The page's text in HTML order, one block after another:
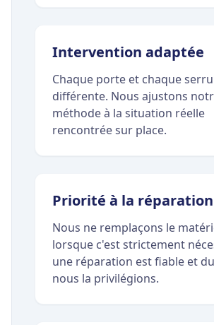
Intervention adaptée
Chaque porte et chaque
différente. Nous ajustons
méthode à la situation réelle
rencontrée sur place.
Priorité à la réparation
Nous ne remplaçons le
lorsque c'est strictement
une réparation est fiable et
nous la privilégions.